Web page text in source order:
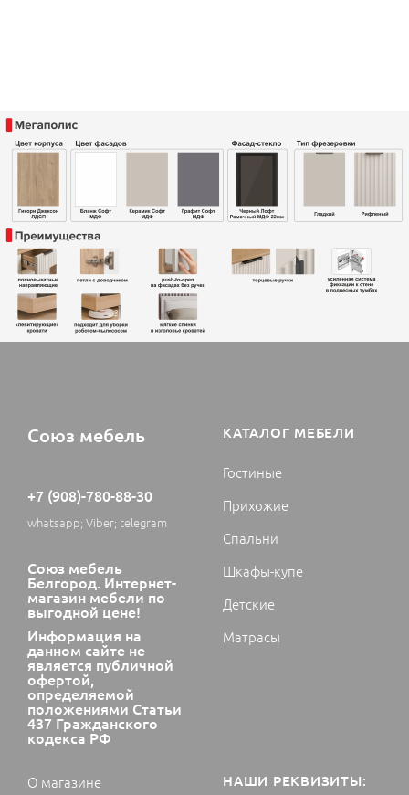
Союз мебель
+7 (908)-780-88-30
whatsapp; Viber; telegram
Союз мебель
Белгород. Интернет-
магазин мебели по
выгодной цене!
Информация на
данном сайте не
является публичной
офертой,
определяемой
положениями Статьи
437 Гражданского
кодекса РФ
КАТАЛОГ МЕБЕЛИ
Гостиные
Прихожие
Спальни
Шкафы-купе
Детские
Матрасы
О магазине НАШИ РЕКВИЗИТЫ: